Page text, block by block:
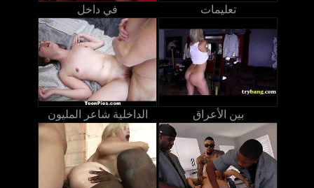
في داخل تعليمات
الداخلية شاعر المليون بين الأعراق